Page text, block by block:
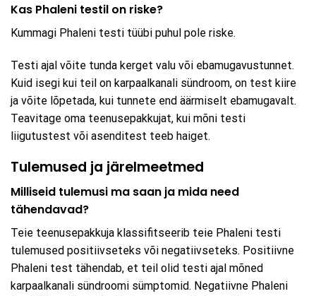
Kas Phaleni testil on riske?
Kummagi Phaleni testi tüübi puhul pole riske.
Testi ajal võite tunda kerget valu või ebamugavustunnet.
Kuid isegi kui teil on karpaalkanali sündroom, on test kiire
ja võite lõpetada, kui tunnete end äärmiselt ebamugavalt.
Teavitage oma teenusepakkujat, kui mõni testi
liigutustest või asenditest teeb haiget.
Tulemused ja järelmeetmed
Milliseid tulemusi ma saan ja mida need
tähendavad?
Teie teenusepakkuja klassifitseerib teie Phaleni testi
tulemused positiivseteks või negatiivseteks. Positiivne
Phaleni test tähendab, et teil olid testi ajal mõned
karpaalkanali sündroomi sümptomid. Negatiivne Phaleni